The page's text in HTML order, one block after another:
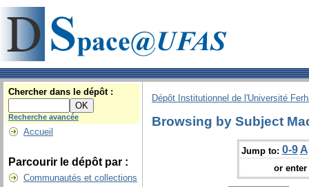
Chercher dans le dépôt :
Recherche avancée
Accueil
Parcourir le dépôt par :
Communautés et collections
Dépôt Institutionnel de l'Université
Browsing by Subject
Jump to: 0-9 A
or